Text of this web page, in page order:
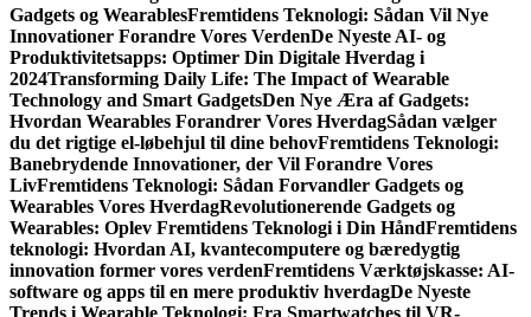
Gadgets og WearablesFremtidens Teknologi: Sådan Vil Nye
Innovationer Forandre Vores VerdenDe Nyeste AI- og
Produktivitetsapps: Optimer Din Digitale Hverdag i
2024Transforming Daily Life: The Impact of Wearable
Technology and Smart GadgetsDen Nye Æra af Gadgets:
Hvordan Wearables Forandrer Vores HverdagSådan vælger
du det rigtige el-løbehjul til dine behovFremtidens Teknologi:
Banebrydende Innovationer, der Vil Forandre Vores
LivFremtidens Teknologi: Sådan Forvandler Gadgets og
Wearables Vores HverdagRevolutionerende Gadgets og
Wearables: Oplev Fremtidens Teknologi i Din HåndFremtidens
teknologi: Hvordan AI, kvantecomputere og bæredygtig
innovation former vores verdenFremtidens Værktøjskasse: AI-
software og apps til en mere produktiv hverdagDe Nyeste
Trends i Wearable Teknologi: Fra Smartwatches til VR-